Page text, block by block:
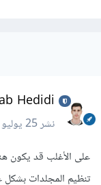
Hedidi
نشر25 يوليو 2024
على الأغلب قد يكون
تنظيم المجلدات